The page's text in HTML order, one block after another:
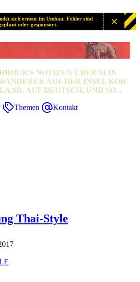
sich erneut im Umbau. Fehler sind
oder gesponsort.
SAMUI!
NOTIZEN ÜBER SEIN
AUF DER INSEL KOH
AUF DEUTSCH, UND SO...
Themen Kontakt
Thai-Style